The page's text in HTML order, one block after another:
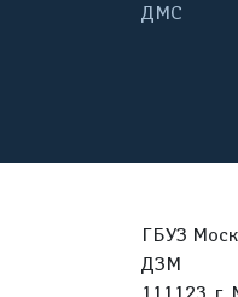
ДМС
ГБУЗ
ДЗМ